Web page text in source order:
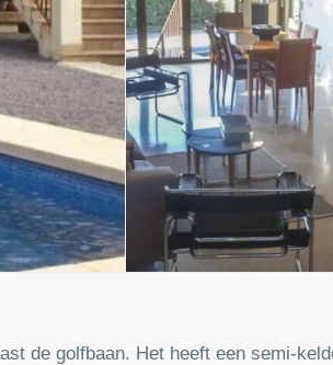
de golfbaan. Het heeft een semi-